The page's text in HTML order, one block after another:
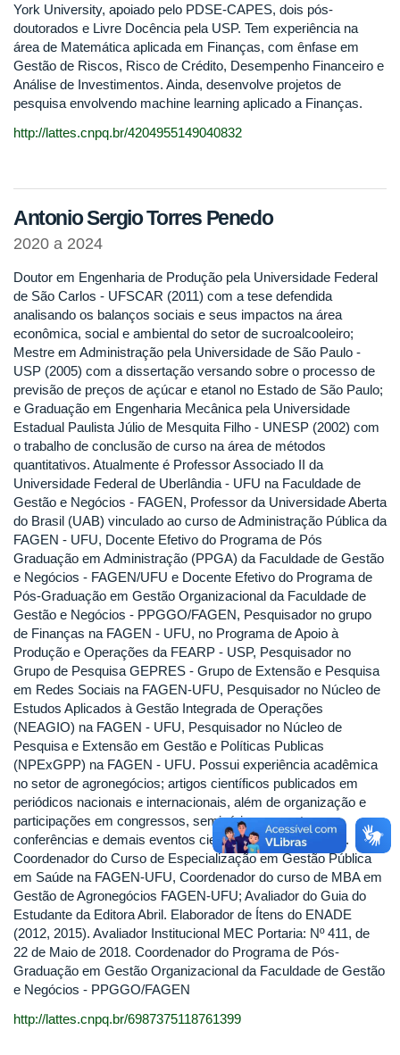
York University, apoiado pelo PDSE-CAPES, dois pós-
doutorados e Livre Docência pela USP. Tem experiência na
área de Matemática aplicada em Finanças, com ênfase em
Gestão de Riscos, Risco de Crédito, Desempenho Financeiro e
Análise de Investimentos. Ainda, desenvolve projetos de
pesquisa envolvendo machine learning aplicado a Finanças.
http://lattes.cnpq.br/4204955149040832
Antonio Sergio Torres Penedo
2020 a 2024
Doutor em Engenharia de Produção pela Universidade Federal
de São Carlos - UFSCAR (2011) com a tese defendida
analisando os balanços sociais e seus impactos na área
econômica, social e ambiental do setor de sucroalcooleiro;
Mestre em Administração pela Universidade de São Paulo -
USP (2005) com a dissertação versando sobre o processo de
previsão de preços de açúcar e etanol no Estado de São Paulo;
e Graduação em Engenharia Mecânica pela Universidade
Estadual Paulista Júlio de Mesquita Filho - UNESP (2002) com
o trabalho de conclusão de curso na área de métodos
quantitativos. Atualmente é Professor Associado II da
Universidade Federal de Uberlândia - UFU na Faculdade de
Gestão e Negócios - FAGEN, Professor da Universidade Aberta
do Brasil (UAB) vinculado ao curso de Administração Pública da
FAGEN - UFU, Docente Efetivo do Programa de Pós
Graduação em Administração (PPGA) da Faculdade de Gestão
e Negócios - FAGEN/UFU e Docente Efetivo do Programa de
Pós-Graduação em Gestão Organizacional da Faculdade de
Gestão e Negócios - PPGGO/FAGEN, Pesquisador no grupo
de Finanças na FAGEN - UFU, no Programa de Apoio à
Produção e Operações da FEARP - USP, Pesquisador no
Grupo de Pesquisa GEPRES - Grupo de Extensão e Pesquisa
em Redes Sociais na FAGEN-UFU, Pesquisador no Núcleo de
Estudos Aplicados à Gestão Integrada de Operações
(NEAGIO) na FAGEN - UFU, Pesquisador no Núcleo de
Pesquisa e Extensão em Gestão e Políticas Publicas
(NPExGPP) na FAGEN - UFU. Possui experiência acadêmica
no setor de agronegócios; artigos científicos publicados em
periódicos nacionais e internacionais, além de organização e
participações em congressos, seminários, encontros,
conferências e demais eventos científicos e tecnológicos.
Coordenador do Curso de Especialização em Gestão Pública
em Saúde na FAGEN-UFU, Coordenador do curso de MBA em
Gestão de Agronegócios FAGEN-UFU; Avaliador do Guia do
Estudante da Editora Abril. Elaborador de Ítens do ENADE
(2012, 2015). Avaliador Institucional MEC Portaria: Nº 411, de
22 de Maio de 2018. Coordenador do Programa de Pós-
Graduação em Gestão Organizacional da Faculdade de Gestão
e Negócios - PPGGO/FAGEN
http://lattes.cnpq.br/6987375118761399